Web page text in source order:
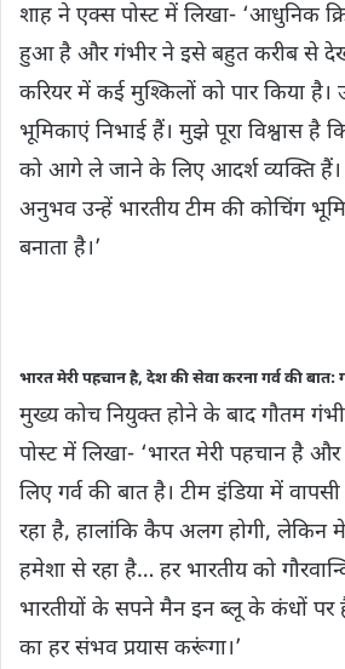
शाह ने एक्स पोस्ट में लिखा- ‘आधुनिक
हुआ है और गंभीर ने इसे बहुत करीब से
करियर में कई मुश्किलों को पार किया
भूमिकाएं निभाई हैं। मुझे पूरा विश्वास है
को आगे ले जाने के लिए आदर्श व्यक्ति हैं।
अनुभव उन्हें भारतीय टीम की कोचिंग
बनाता है।’
भारत मेरी पहचान है, देश की सेवा करना गर्व की बात:
मुख्य कोच नियुक्त होने के बाद गौतम
पोस्ट में लिखा- ‘भारत मेरी पहचान है
लिए गर्व की बात है। टीम इंडिया में
रहा है, हालांकि कैप अलग होगी, लेकिन
हमेशा से रहा है… हर भारतीय को
भारतीयों के सपने मैन इन ब्लू के कंधों पर
का हर संभव प्रयास करूंगा।’